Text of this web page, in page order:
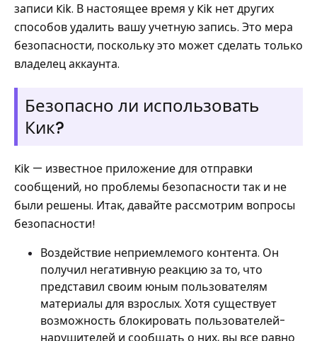
записи Kik. В настоящее время у Kik нет других
способов удалить вашу учетную запись. Это мера
безопасности, поскольку это может сделать только
владелец аккаунта.
Безопасно ли использовать
Кик?
Kik — известное приложение для отправки
сообщений, но проблемы безопасности так и не
были решены. Итак, давайте рассмотрим вопросы
безопасности!
Воздействие неприемлемого контента. Он
получил негативную реакцию за то, что
представил своим юным пользователям
материалы для взрослых. Хотя существует
возможность блокировать пользователей-